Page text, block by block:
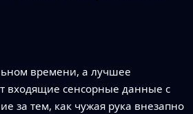
времени, а лучшее
входящие сенсорные данные с
за тем, как чужая рука внезапно